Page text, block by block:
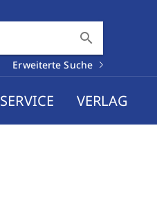
search
Erweiterte Suche
SERVICE VERLAG